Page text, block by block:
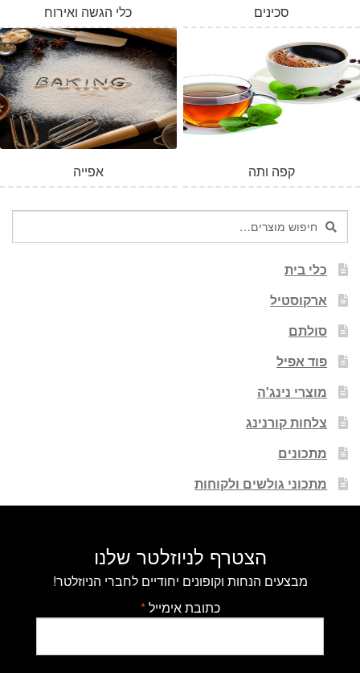
המלאי אזל
כלי הגשה ואירוח סכינים
אפייה קפה ותה
חיפוש
עבור:
חיפוש
כלי בית
ארקוסטיל
סולתם
פוד אפיל
מוצרי נינג'ה
צלחות קורנינג
מתכונים
מתכוני גולשים ולקוחות
הצטרף לניוזלטר שלנו
מבצעים הנחות וקופונים יחודיים לחברי הניוזלטר!
כתובת אימייל*